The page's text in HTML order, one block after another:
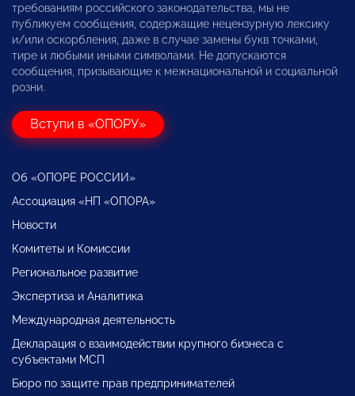
требованиям российского законодательства, мы не
публикуем сообщения, содержащие нецензурную лексику
и/или оскорбления, даже в случае замены букв точками,
тире и любыми иными символами. Не допускаются
сообщения, призывающие к межнациональной и социальной
розни.
Вступи в «ОПОРУ»
Об «ОПОРЕ РОССИИ»
Ассоциация «НП «ОПОРА»
Новости
Комитеты и Комиссии
Региональное развитие
Экспертиза и Аналитика
Международная деятельность
Декларация о взаимодействии крупного бизнеса с
субъектами МСП
Бюро по защите прав предпринимателей